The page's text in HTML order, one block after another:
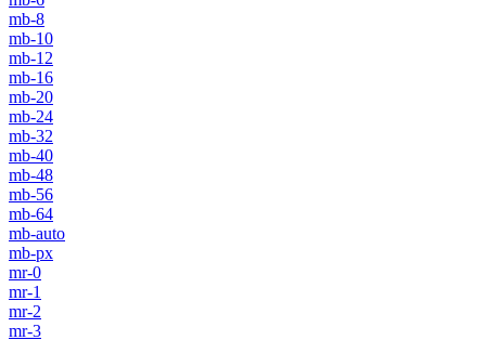
mb-8
mb-10
mb-12
mb-16
mb-20
mb-24
mb-32
mb-40
mb-48
mb-56
mb-64
mb-auto
mb-px
mr-0
mr-1
mr-2
mr-3